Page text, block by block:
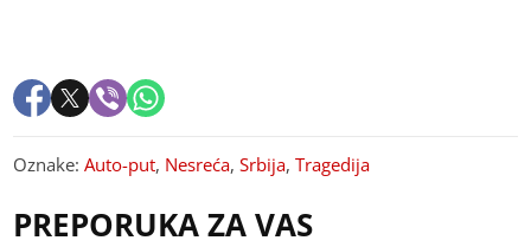
Oznake:Auto-put, Nesreća,Srbija,Tragedija
PREPORUKA ZA VAS